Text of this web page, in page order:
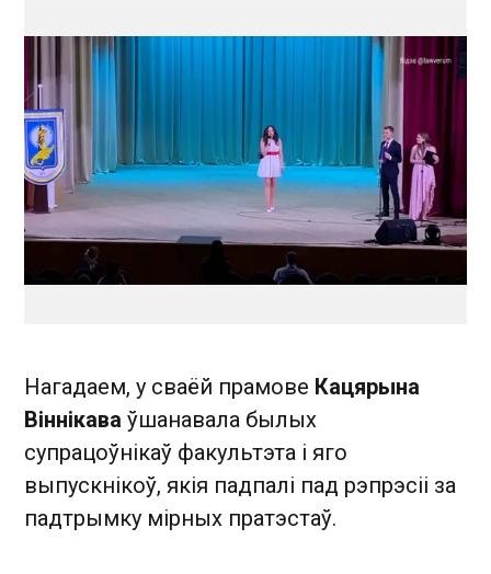
Нагадаем, у сваёй прамове Кацярына
Віннікава ўшанавала былых
супрацоўнікаў факультэта і яго
выпускнікоў, якія падпалі пад рэпрэсіі за
падтрымку мірных пратэстаў.